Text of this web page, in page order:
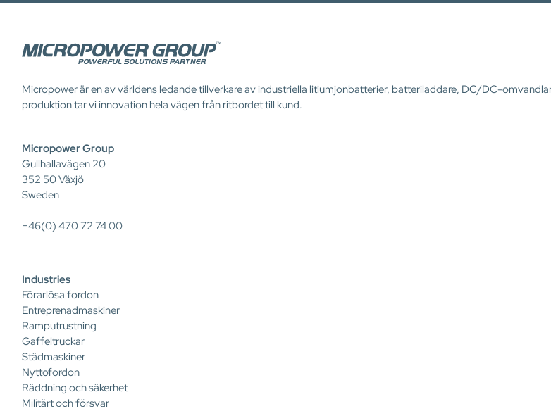
Micropower är en av världens ledande tillverkare av industriella litiumjonbatterier, batteriladdare, DC/DC-
produktion tar vi innovation hela vägen från ritbordet till kund.
Micropower Group
Gullhallavägen 20
352 50 Växjö
Sweden
+46(0) 470 72 74 00
Industries
Förarlösa fordon
Entreprenadmaskiner
Ramputrustning
Gaffeltruckar
Städmaskiner
Nyttofordon
Räddning och säkerhet
Militärt och försvar